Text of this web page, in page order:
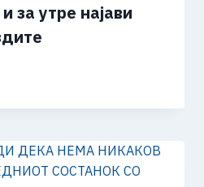
за утре најави